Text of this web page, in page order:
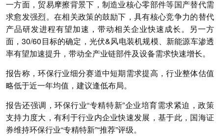
一方面，贸易摩擦背景下，制造业核心零部件等国产替代需
求愈发强烈。在相关政策的鼓励下，具有核心竞争力的替代
产品研发进程有望加速，带动相关企业快速成长。另一方
面，30/60目标的确定，光伏&风电装机规模、新能源车渗透
率有望加速提升，带动全产业链部件及设备需求快速增长。
报告称，环保行业细分赛道中短期需求提高，行业整体估值
略低于近一年均值，建议逢低布局。
报告还强调，环保行业“专精特新”企业培育需求紧迫，政策
支持力度大，有利于行业内企业快速发展，基于此，国海证
券维持环保行业“专精特新”“推荐”评级。